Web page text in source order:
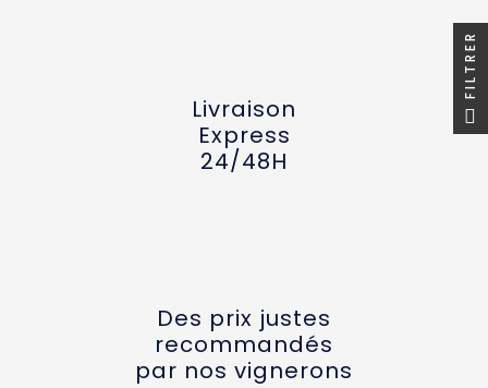
Livraison
Express
24/48H
Des prix justes
recommandés
par nos vignerons
FILTRER